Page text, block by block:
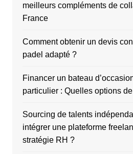
meilleurs compléments de
France
Comment obtenir un devis
padel adapté ?
Financer un bateau
particulier : Quelles options
Sourcing de talents
intégrer une plateforme
stratégie RH ?